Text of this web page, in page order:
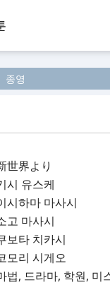
종영
世界より
시 유스케
시하마 마사시
고 마사시
보타 치카시
모리 시게오
법, 드라마, 학원, 미